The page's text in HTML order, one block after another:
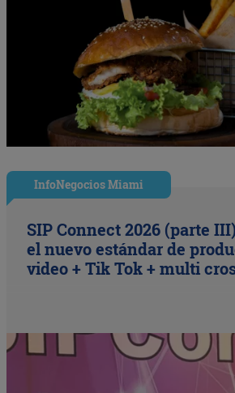
InfoNegocios Miami
SIP Connect 2026 (parte
el nuevo estándar de
video + Tik Tok + multi